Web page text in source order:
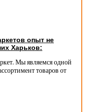
опыт не
Харьков:
Мы являемся одной
товаров от